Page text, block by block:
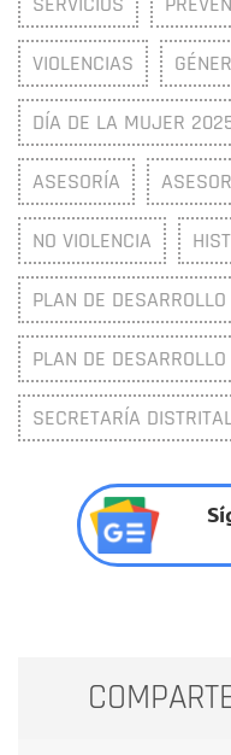
VIOLENCIAS
DÍA DE LA MUJER
ASESORÍA
NO VIOLENCIA
PLAN DE DESARROLLO
PLAN DE
SECRETARÍA